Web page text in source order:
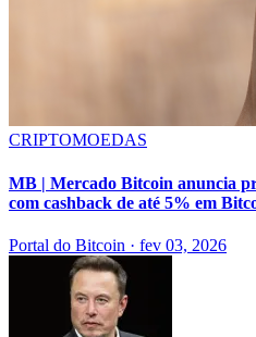
CRIPTOMOEDAS
MB | Mercado Bitcoin anuncia
com cashback de até 5% em
Portal do Bitcoin · fev 03, 2026